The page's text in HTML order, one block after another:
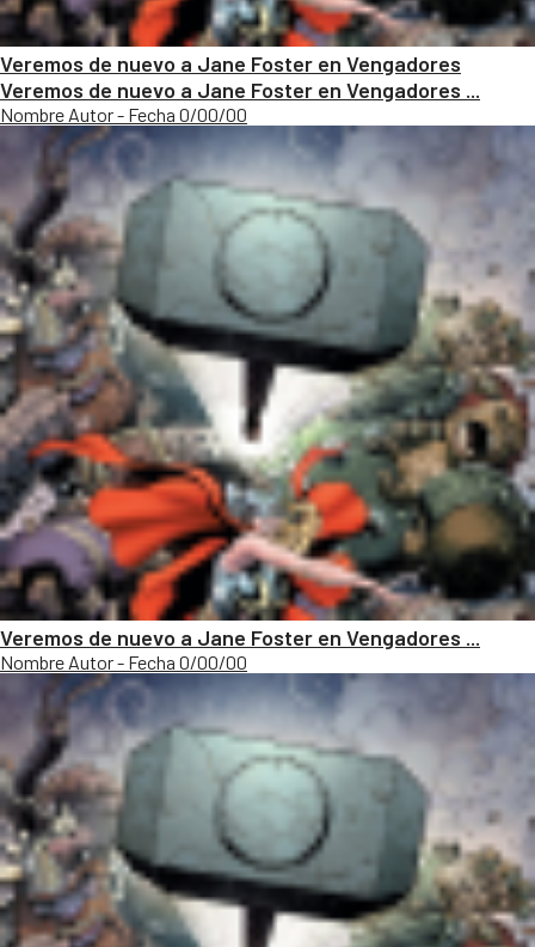
Veremos de nuevo a Jane Foster en Vengadores
Veremos de nuevo a Jane Foster en Vengadores ...
Nombre Autor - Fecha 0/00/00
Veremos de nuevo a Jane Foster en Vengadores ...
Nombre Autor - Fecha 0/00/00